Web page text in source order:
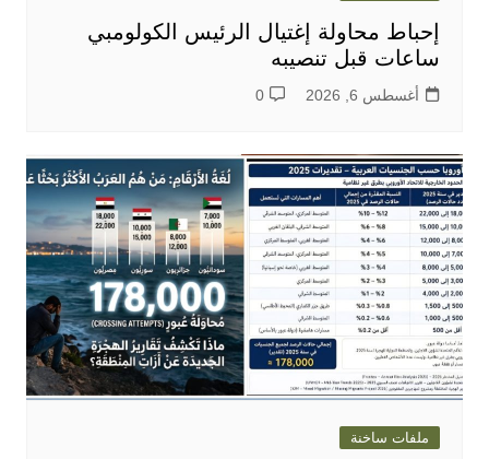
إحباط محاولة إغتيال الرئيس الكولومبي
ساعات قبل تنصيبه
أغسطس 6, 2026 0
ملفات ساخنة